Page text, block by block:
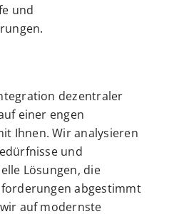
und
dezentraler
einer engen
Ihnen. Wir analysieren
und
Lösungen, die
abgestimmt
auf modernste